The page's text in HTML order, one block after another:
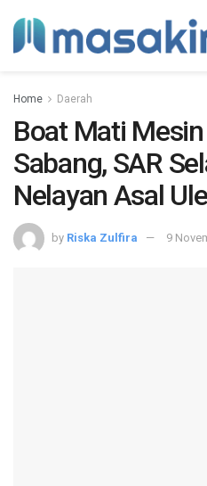
Home Daerah
Boat Mati
Sabang, SAR
Nelayan Asal
by Riska Zulfira 9